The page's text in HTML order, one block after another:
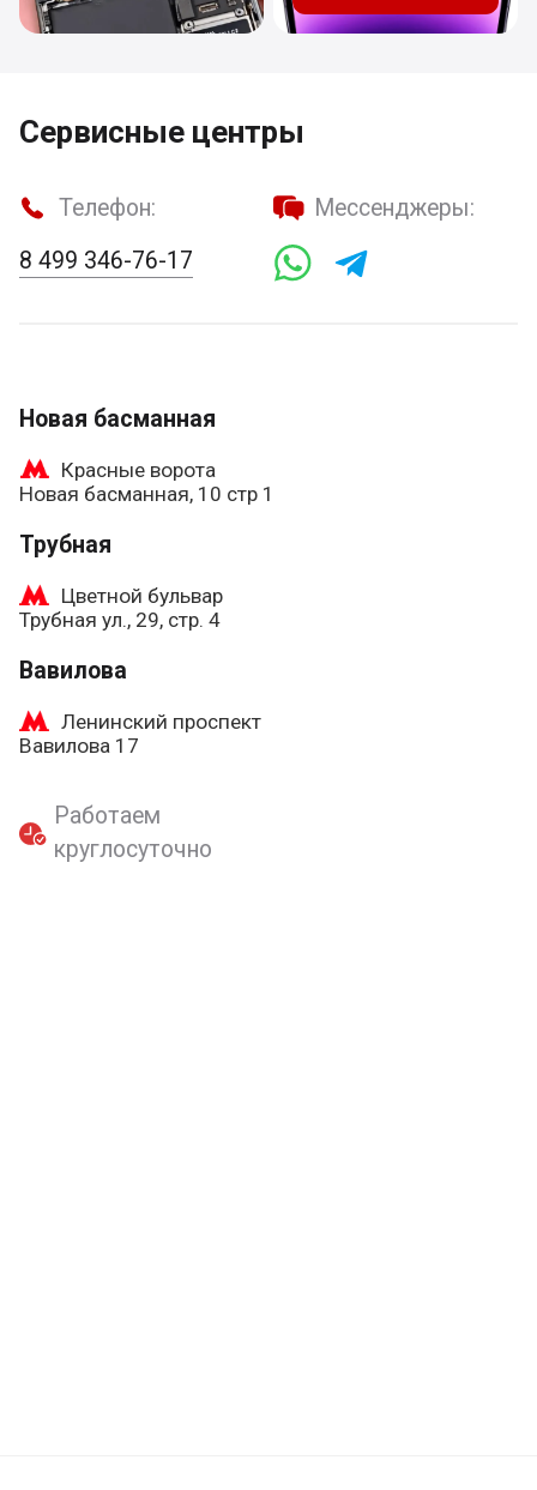
Сервисные центры
Телефон:
8 499 346-76-17
Мессенджеры:
Новая басманная
Красные ворота
Новая басманная, 10 стр 1
Трубная
Цветной бульвар
Трубная ул., 29, стр. 4
Вавилова
Ленинский проспект
Вавилова 17
Работаем
круглосуточно